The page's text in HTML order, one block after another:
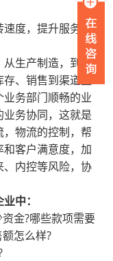
度，提升服务水
生产制造，到发
、销售到渠道直
务部门顺畅的业
务协同，这就是
物流的控制，帮
客户满意度，加
内控等风险，协
中：
金?哪些款项需要
怎么样?